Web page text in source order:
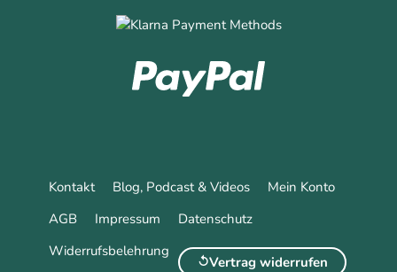
Kontakt Blog, Podcast & Videos
Mein Konto
AGB
Impressum
Datenschutz
Widerrufsbelehrung
Vertrag widerrufen